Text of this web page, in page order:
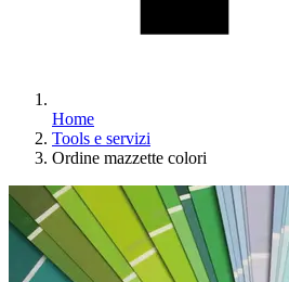
Home
Tools e servizi
Ordine mazzette colori